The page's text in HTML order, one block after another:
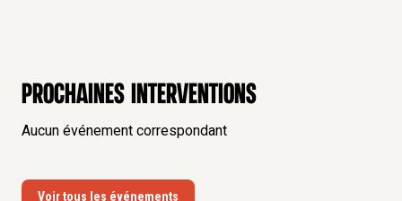
Prochaines interventions
Aucun événement correspondant
Voir tous les événements